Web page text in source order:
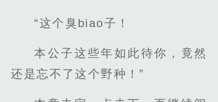
“这个臭biao子！
本公子这些年如此待你，竟然
还是忘不了这个野种！”